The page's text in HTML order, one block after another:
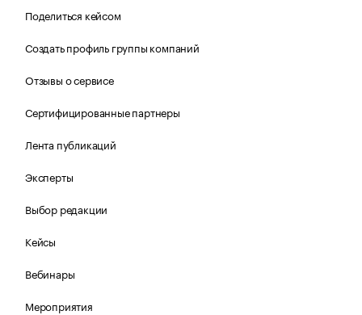
Поделиться кейсом
Создать профиль группы компаний
Отзывы о сервисе
Сертифицированные партнеры
Лента публикаций
Эксперты
Выбор редакции
Кейсы
Вебинары
Мероприятия